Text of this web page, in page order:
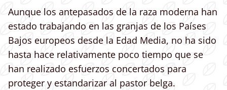
Aunque los antepasados de la raza moderna han
estado trabajando en las granjas de los Países
Bajos europeos desde la Edad Media, no ha sido
hasta hace relativamente poco tiempo que se
han realizado esfuerzos concertados para
proteger y estandarizar al pastor belga.